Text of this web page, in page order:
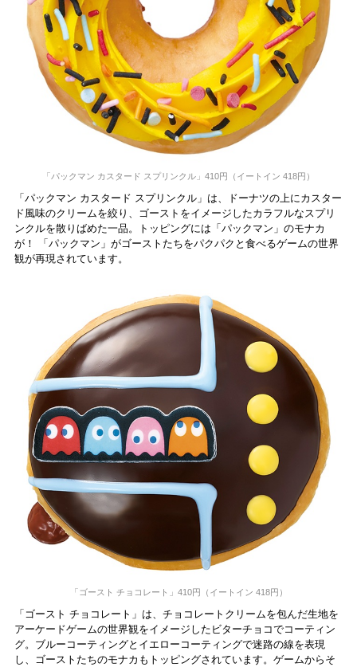
「パックマン カスタード スプリンクル​」410円（イートイン 418円）
「パックマン カスタード スプリンクル​」は、ドーナツの上にカスター
ド風味のクリームを絞り、ゴーストをイメージしたカラフルなスプリ
ンクルを散りばめた一品。トッピングには 「パックマン」 のモナカ
が！
「パックマン」 がゴーストたちをパクパクと食べるゲームの世界
観が再現されています。
「ゴースト チョコレート​」410円（イートイン 418円）
「ゴースト チョコレート​」は、チョコレートクリームを包んだ生地を
アーケードゲームの世界観をイメージしたビターチョコでコーティン
グ。ブルーコーティングとイエローコーティングで迷路の線を表現
し、ゴーストたちのモナカもトッピングされています。ゲームからそ